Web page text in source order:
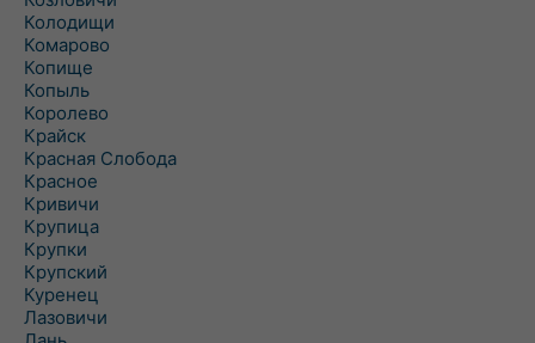
Колодищи
Комарово
Копище
Копыль
Королево
Крайск
Красная Слобода
Красное
Кривичи
Крупица
Крупки
Крупский
Куренец
Лазовичи